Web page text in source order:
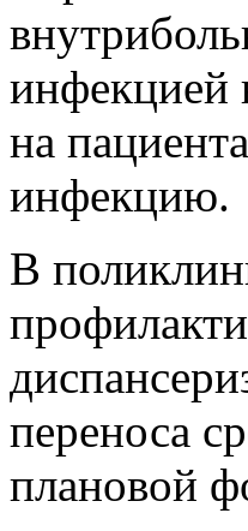
инфекцией
на
инфекцию.
В
переноса
плановой